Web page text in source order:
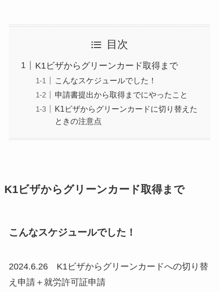
目次
K1ビザからグリーンカード取得まで
こんなスケジュールでした！
申請書提出から取得までにやったこと
K1ビザからグリーンカードに切り替えた
ときの注意点
K1ビザからグリーンカード取得まで
こんなスケジュールでした！
2024.6.26 K1ビザからグリーンカードへの切り替
え申請＋就労許可証申請